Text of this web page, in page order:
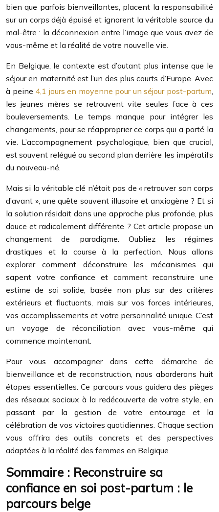
bien que parfois bienveillantes, placent la responsabilité
sur un corps déjà épuisé et ignorent la véritable source du
mal-être : la déconnexion entre l’image que vous avez de
vous-même et la réalité de votre nouvelle vie.
En Belgique, le contexte est d’autant plus intense que le
séjour en maternité est l’un des plus courts d’Europe. Avec
à peine 4,1 jours en moyenne pour un séjour post-partum,
les jeunes mères se retrouvent vite seules face à ces
bouleversements. Le temps manque pour intégrer les
changements, pour se réapproprier ce corps qui a porté la
vie. L’accompagnement psychologique, bien que crucial,
est souvent relégué au second plan derrière les impératifs
du nouveau-né.
Mais si la véritable clé n’était pas de « retrouver son corps
d’avant », une quête souvent illusoire et anxiogène ? Et si
la solution résidait dans une approche plus profonde, plus
douce et radicalement différente ? Cet article propose un
changement de paradigme. Oubliez les régimes
drastiques et la course à la perfection. Nous allons
explorer comment déconstruire les mécanismes qui
sapent votre confiance et comment reconstruire une
estime de soi solide, basée non plus sur des critères
extérieurs et fluctuants, mais sur vos forces intérieures,
vos accomplissements et votre personnalité unique. C’est
un voyage de réconciliation avec vous-même qui
commence maintenant.
Pour vous accompagner dans cette démarche de
bienveillance et de reconstruction, nous aborderons huit
étapes essentielles. Ce parcours vous guidera des pièges
des réseaux sociaux à la redécouverte de votre style, en
passant par la gestion de votre entourage et la
célébration de vos victoires quotidiennes. Chaque section
vous offrira des outils concrets et des perspectives
adaptées à la réalité des femmes en Belgique.
Sommaire : Reconstruire sa
confiance en soi post-partum : le
parcours belge